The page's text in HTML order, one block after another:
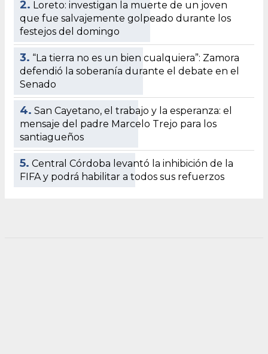
2. Loreto: investigan la muerte de un joven
que fue salvajemente golpeado durante los
festejos del domingo
3. “La tierra no es un bien cualquiera”: Zamora
defendió la soberanía durante el debate en el
Senado
4. San Cayetano, el trabajo y la esperanza: el
mensaje del padre Marcelo Trejo para los
santiagueños
5. Central Córdoba levantó la inhibición de la
FIFA y podrá habilitar a todos sus refuerzos